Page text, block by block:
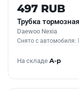
Б/У В НАЛИЧИИ
497 RUB
Трубка
Daewoo Nexia
Снято с автомобиля:
На складе А-р